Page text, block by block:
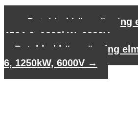
Datablad högspänning
4504-6, 1000kW, 6000V
Datablad högspänning
6, 1250kW, 6000V →